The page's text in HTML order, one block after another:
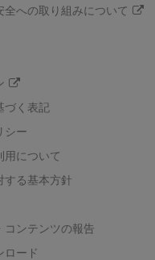
全への取り組みについて
づく表記
シー
用について
する基本方針
コンテンツの報告
ロード